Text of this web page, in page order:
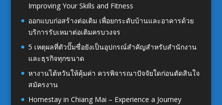
Improving Your Skills and Fitness
ออกแบบก่อสร้างต่อเติม เพื่อยกระดับบ้านและอาคารด้วย
บริการรับเหมาต่อเติมครบวงจร
5 เหตุผลที่ตัวปั๊มชื่อยังเป็นอุปกรณ์สำคัญสำหรับสำนักงาน
และธุรกิจทุกขนาด
หางานไต้หวันให้คุ้มค่า ควรพิจารณาปัจจัยใดก่อนตัดสินใจ
สมัครงาน
Homestay in Chiang Mai – Experience a Journey